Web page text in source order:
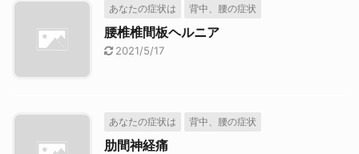
あなたの症状は 背中、腰の症状
腰椎椎間板ヘルニア
2021/5/17
あなたの症状は 背中、腰の症状
肋間神経痛